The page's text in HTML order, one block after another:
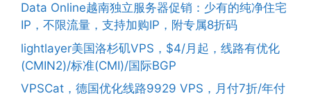
Data Online越南独立服务器促销：少有的纯净住宅
IP，不限流量，支持加购IP，附专属8折码
lightlayer美国洛杉矶VPS，$4/月起，线路有优化
(CMIN2)/标准(CMI)/国际BGP
VPSCat，德国优化线路9929 VPS，月付7折/年付